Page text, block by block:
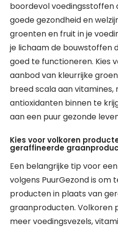
boordevol voedingsstoffen
goede gezondheid en
groenten en fruit in je
je lichaam de bouwstoffen
goed te functioneren. Kies
aanbod van kleurrijke
breed scala aan vitamines,
antioxidanten binnen te
aan een puur gezonde
Kies voor volkoren
geraffineerde
Een belangrijke tip voor
volgens PuurGezond is om
producten in plaats van
graanproducten. Volkoren
meer voedingsvezels,